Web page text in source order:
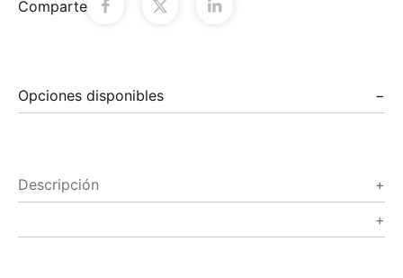
Comparte
Opciones disponibles
Descripción